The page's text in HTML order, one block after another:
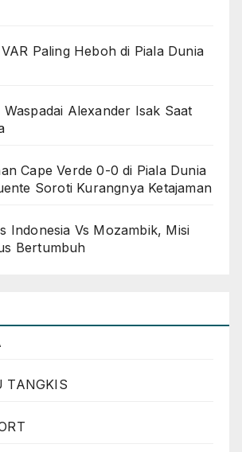
Paling Heboh di Piala Dunia
Waspadai Alexander Isak Saat
Cape Verde 0-0 di Piala Dunia
Soroti Kurangnya Ketajaman
Indonesia Vs Mozambik, Misi
Bertumbuh
TANGKIS